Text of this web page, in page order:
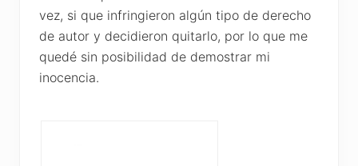
vez, si que infringieron algún tipo de derecho
de autor y decidieron quitarlo, por lo que me
quedé sin posibilidad de demostrar mi
inocencia.